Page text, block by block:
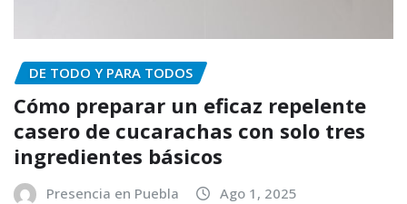
DE TODO Y PARA TODOS
Cómo preparar un eficaz repelente
casero de cucarachas con solo tres
ingredientes básicos
Presencia en Puebla Ago 1, 2025